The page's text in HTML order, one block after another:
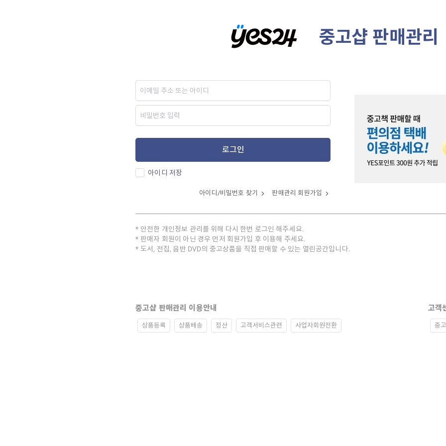
중고샵 판매관리
로그인
아이디 저장
아이디/비밀번호 찾기 판매관리 회원가입
안전한 개인정보 관리를 위해 다시 한번 로그인 해주세요.
판매자 회원이 아닌 경우 먼저 회원가입 후 이용해 주세요.
도서, 전집, 음반 DVD의 중고상품을 직접 판매할 수 있는 열린공간입니다.
중고샵 판매관리 이용안내
상품등록 상품배송 정산 고객서비스관련 사업자회원전환
고객
중